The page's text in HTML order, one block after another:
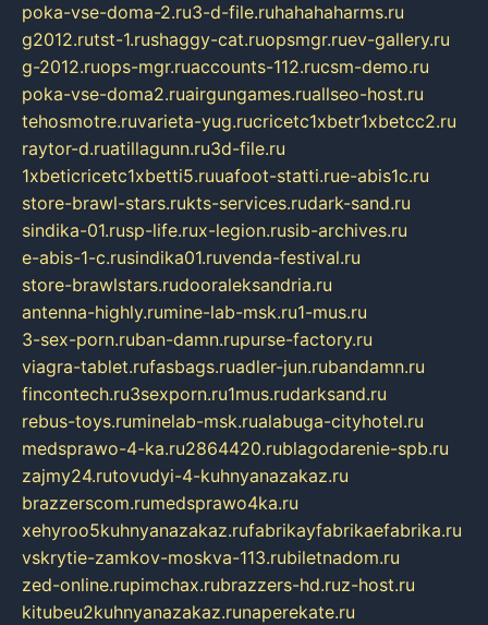
poka-vse-doma-2.ru3-d-file.ruhahahaharms.ru
g2012.rutst-1.rushaggy-cat.ruopsmgr.ruev-gallery.ru
g-2012.ruops-mgr.ruaccounts-112.rucsm-demo.ru
poka-vse-doma2.ruairgungames.ruallseo-host.ru
tehosmotre.ruvarieta-yug.rucricetc1xbetr1xbetcc2.ru
raytor-d.ruatillagunn.ru3d-file.ru
1xbeticricetc1xbetti5.ruuafoot-statti.rue-abis1c.ru
store-brawl-stars.rukts-services.rudark-sand.ru
sindika-01.rusp-life.rux-legion.rusib-archives.ru
e-abis-1-c.rusindika01.ruvenda-festival.ru
store-brawlstars.rudooraleksandria.ru
antenna-highly.rumine-lab-msk.ru1-mus.ru
3-sex-porn.ruban-damn.rupurse-factory.ru
viagra-tablet.rufasbags.ruadler-jun.rubandamn.ru
fincontech.ru3sexporn.ru1mus.rudarksand.ru
rebus-toys.ruminelab-msk.rualabuga-cityhotel.ru
medsprawo-4-ka.ru2864420.rublagodarenie-spb.ru
zajmy24.rutovudyi-4-kuhnyanazakaz.ru
brazzerscom.rumedsprawo4ka.ru
xehyroo5kuhnyanazakaz.rufabrikayfabrikaefabrika.ru
vskrytie-zamkov-moskva-113.rubiletnadom.ru
zed-online.rupimchax.rubrazzers-hd.ruz-host.ru
kitubeu2kuhnyanazakaz.runaperekate.ru